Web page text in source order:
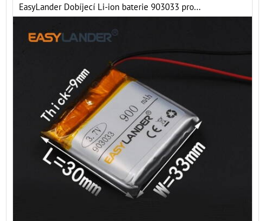
EasyLander Dobíjecí Li-ion baterie 903033 pro...